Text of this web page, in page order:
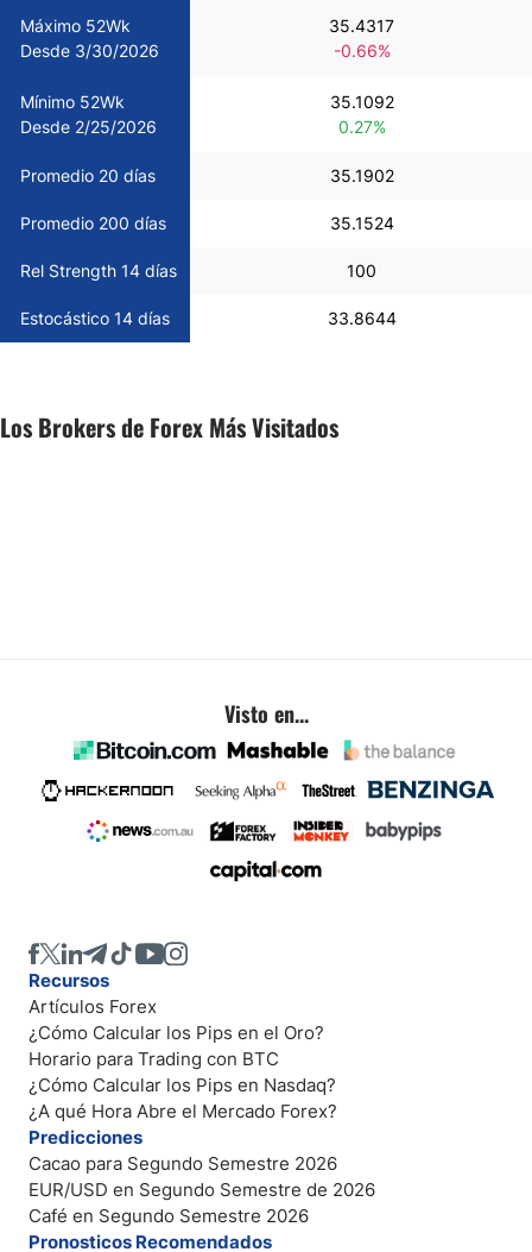
Todas las Divisas
Materias Primas
Indices
Máximo 52Wk
Desde 3/30/2026
35.4317
-0.66%
Mínimo 52Wk
Desde 2/25/2026
35.1092
0.27%
Promedio 20 días 35.1902
Promedio 200 días 35.1524
Rel Strength 14 días 100
Estocástico 14 días 33.8644
Los Brokers de Forex Más Visitados
Visto en...
Recursos
Artículos Forex
¿Cómo Calcular los Pips en el Oro?
Horario para Trading con BTC
¿Cómo Calcular los Pips en Nasdaq?
¿A qué Hora Abre el Mercado Forex?
Predicciones
Cacao para Segundo Semestre 2026
EUR/USD en Segundo Semestre de 2026
Café en Segundo Semestre 2026
Pronosticos Recomendados